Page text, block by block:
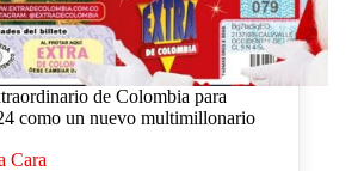
de Colombia para
como un nuevo multimillonario
Cara